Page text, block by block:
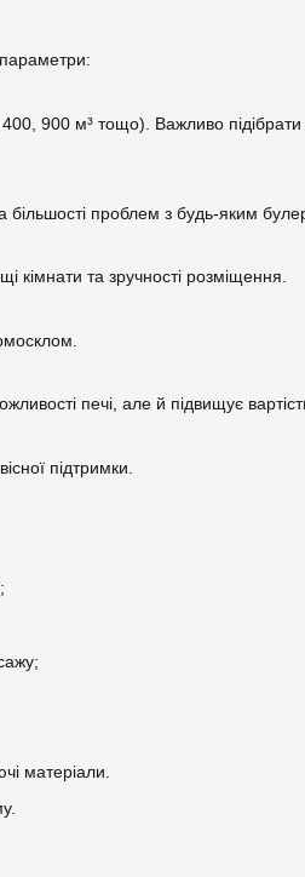
900 м³ тощо). Важливо підібрати
проблем з будь-яким
кімнати та зручності розміщення.
печі, але й підвищує
підтримки.
матеріали.